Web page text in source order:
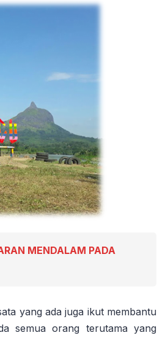
MENDALAM PADA
yang ada juga ikut membantu
semua orang terutama yang